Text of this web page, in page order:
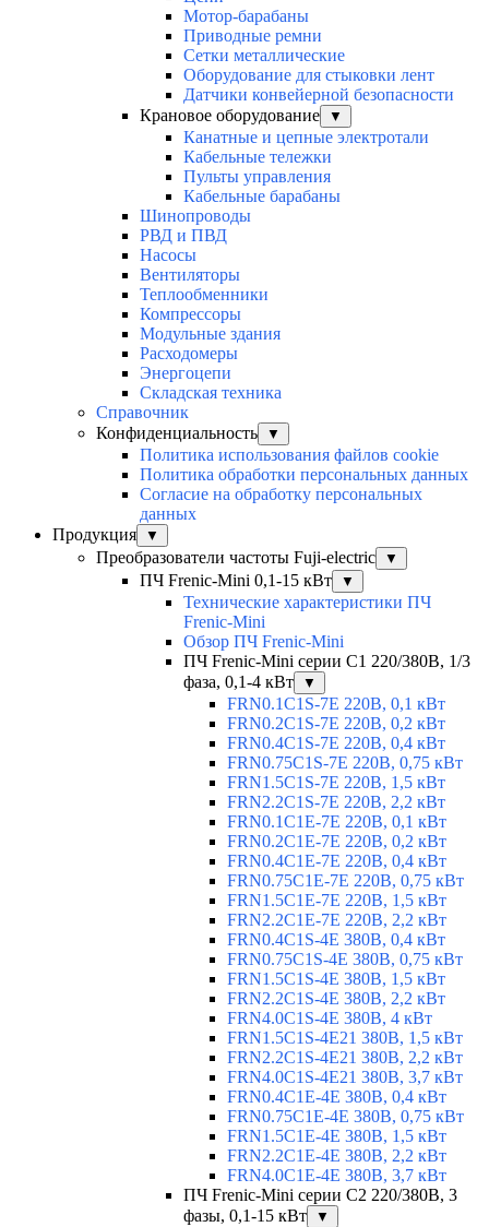
Мотор-барабаны
Приводные ремни
Сетки металлические
Оборудование для стыковки лент
Датчики конвейерной безопасности
Крановое оборудование
▼
Канатные и цепные электротали
Кабельные тележки
Пульты управления
Кабельные барабаны
Шинопроводы
РВД и ПВД
Насосы
Вентиляторы
Теплообменники
Компрессоры
Модульные здания
Расходомеры
Энергоцепи
Складская техника
Справочник
Конфиденциальность
▼
Политика использования файлов cookie
Политика обработки персональных данных
Согласие на обработку персональных
данных
Продукция
▼
Преобразователи частоты Fuji-electric ▼
ПЧ Frenic-Mini 0,1-15 кВт ▼
Технические характеристики ПЧ
Frenic-Mini
Обзор ПЧ Frenic-Mini
ПЧ Frenic-Mini серии C1 220/380В, 1/3
фаза, 0,1-4 кВт
▼
FRN0.1C1S-7E 220В, 0,1 кВт
FRN0.2C1S-7E 220В, 0,2 кВт
FRN0.4C1S-7E 220В, 0,4 кВт
FRN0.75C1S-7E 220В, 0,75 кВт
FRN1.5C1S-7E 220В, 1,5 кВт
FRN2.2C1S-7E 220В, 2,2 кВт
FRN0.1C1E-7E 220В, 0,1 кВт
FRN0.2C1E-7E 220В, 0,2 кВт
FRN0.4C1E-7E 220В, 0,4 кВт
FRN0.75C1E-7E 220В, 0,75 кВт
FRN1.5C1E-7E 220В, 1,5 кВт
FRN2.2C1E-7E 220В, 2,2 кВт
FRN0.4C1S-4E 380В, 0,4 кВт
FRN0.75C1S-4E 380В, 0,75 кВт
FRN1.5C1S-4E 380В, 1,5 кВт
FRN2.2C1S-4E 380В, 2,2 кВт
FRN4.0C1S-4E 380В, 4 кВт
FRN1.5C1S-4E21 380В, 1,5 кВт
FRN2.2C1S-4E21 380В, 2,2 кВт
FRN4.0C1S-4E21 380В, 3,7 кВт
FRN0.4C1E-4E 380В, 0,4 кВт
FRN0.75C1E-4E 380В, 0,75 кВт
FRN1.5C1E-4E 380В, 1,5 кВт
FRN2.2C1E-4E 380В, 2,2 кВт
FRN4.0C1E-4E 380В, 3,7 кВт
ПЧ Frenic-Mini серии С2 220/380В, 3
фазы, 0,1-15 кВт
▼